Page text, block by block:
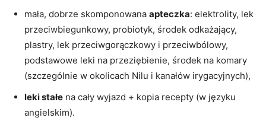
mała, dobrze skomponowana apteczka: elektrolity, lek
przeciwbiegunkowy, probiotyk, środek odkażający,
plastry, lek przeciwgorączkowy i przeciwbólowy,
podstawowe leki na przeziębienie, środek na komary
(szczególnie w okolicach Nilu i kanałów irygacyjnych),
leki stałe na cały wyjazd + kopia recepty (w języku
angielskim).